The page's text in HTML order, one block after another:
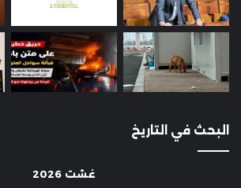
البحث في التاريخ
غشت 2026